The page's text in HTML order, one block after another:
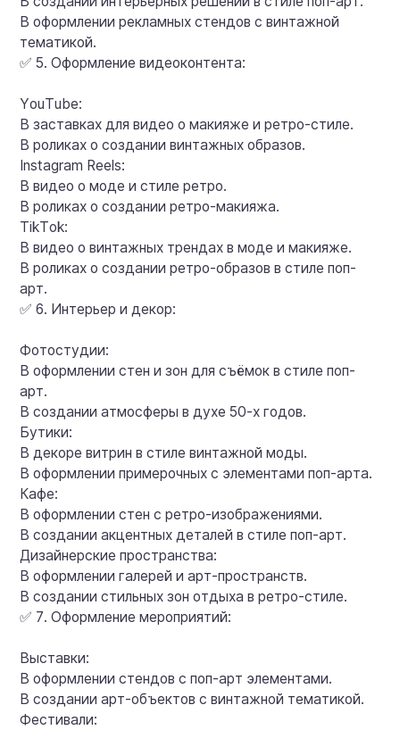
В оформлении рекламных стендов с винтажной
тематикой.
✅ 5. Оформление видеоконтента:
YouTube:
В заставках для видео о макияже и ретро-стиле.
В роликах о создании винтажных образов.
Instagram Reels:
В видео о моде и стиле ретро.
В роликах о создании ретро-макияжа.
TikTok:
В видео о винтажных трендах в моде и макияже.
В роликах о создании ретро-образов в стиле поп-
арт.
✅ 6. Интерьер и декор:
Фотостудии:
В оформлении стен и зон для съёмок в стиле поп-
арт.
В создании атмосферы в духе 50-х годов.
Бутики:
В декоре витрин в стиле винтажной моды.
В оформлении примерочных с элементами поп-арта.
Кафе:
В оформлении стен с ретро-изображениями.
В создании акцентных деталей в стиле поп-арт.
Дизайнерские пространства:
В оформлении галерей и арт-пространств.
В создании стильных зон отдыха в ретро-стиле.
✅ 7. Оформление мероприятий:
Выставки:
В оформлении стендов с поп-арт элементами.
В создании арт-объектов с винтажной тематикой.
Фестивали: